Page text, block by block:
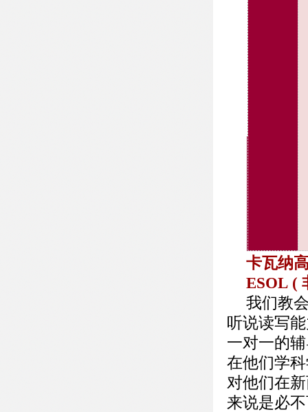
卡瓦纳
ESOL (
我们教
听说读写
一对一的
在他们学
对他们在
来说是必